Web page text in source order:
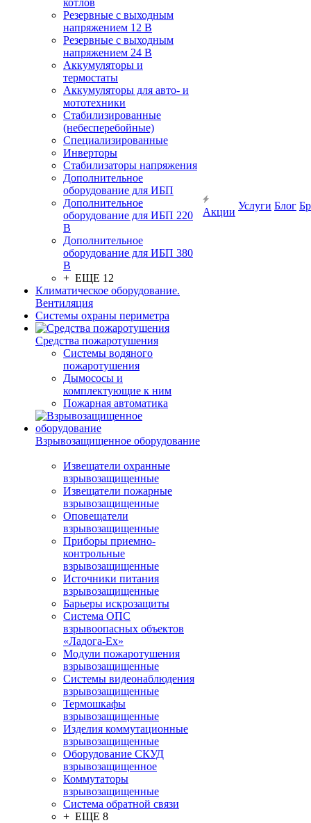
котлов
Резервные с выходным
напряжением 12 В
Резервные с выходным
напряжением 24 В
Аккумуляторы и
термостаты
Аккумуляторы для авто- и
мототехники
Стабилизированные
(небесперебойные)
Специализированные
Инверторы
Стабилизаторы напряжения
Дополнительное
оборудование для ИБП
Дополнительное
оборудование для ИБП 220
В
Дополнительное
оборудование для ИБП 380
В
+ ЕЩЕ 12
Климатическое оборудование.
Вентиляция
Системы охраны периметра
Средства пожаротушения
Системы водяного
пожаротушения
Дымососы и
комплектующие к ним
Пожарная автоматика
Взрывозащищенное оборудование
Извещатели охранные
взрывозащищенные
Извещатели пожарные
взрывозащищенные
Оповещатели
взрывозащищенные
Приборы приемно-
контрольные
взрывозащищенные
Источники питания
взрывозащищенные
Барьеры искрозащиты
Система ОПС
взрывоопасных объектов
«Ладога-Ex»
Модули пожаротушения
взрывозащищенные
Системы видеонаблюдения
взрывозащищенные
Термошкафы
взрывозащищенные
Изделия коммутационные
взрывозащищенные
Оборудование СКУД
взрывозащищенное
Коммутаторы
взрывозащищенные
Система обратной связи
+ ЕЩЕ 8
Акции
Услуги Блог